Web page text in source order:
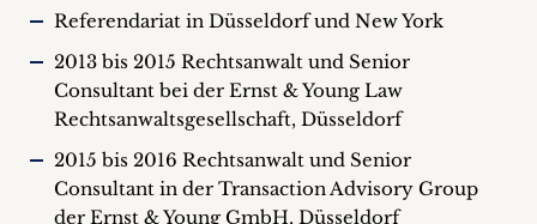
Referendariat in Düsseldorf und New York
2013 bis 2015 Rechtsanwalt und Senior
Consultant bei der Ernst & Young Law
Rechtsanwaltsgesellschaft, Düsseldorf
2015 bis 2016 Rechtsanwalt und Senior
Consultant in der Transaction Advisory Group
der Ernst & Young GmbH, Düsseldorf